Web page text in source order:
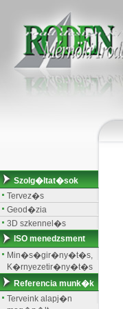
Szolg�ltat�sok
Tervez�s
Geod�zia
3D szkennel�s
ISO menedzsment
Min�s�gir�ny�t�s,
K�rnyezetir�ny�t�s
Referencia munk�k
Terveink alapj�n